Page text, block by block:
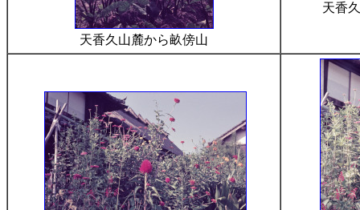
天香久山麓から畝傍山
天香